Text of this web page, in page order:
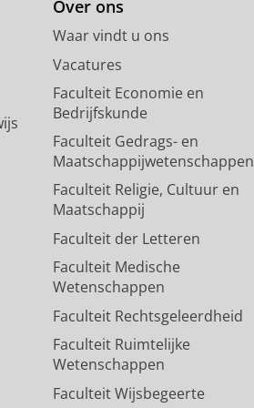
Over ons
Waar vindt u ons
Vacatures
Faculteit Economie en
Bedrijfskunde
Faculteit Gedrags- en
Maatschappijwetenschappen
Faculteit Religie, Cultuur en
Maatschappij
Faculteit der Letteren
Faculteit Medische
Wetenschappen
Faculteit Rechtsgeleerdheid
Faculteit Ruimtelijke
Wetenschappen
Faculteit Wijsbegeerte